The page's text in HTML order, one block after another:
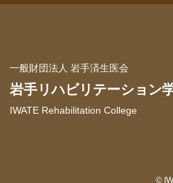
一般財団法人 岩手済生医会
岩手リハビリテーション
IWATE Rehabilitation College
©